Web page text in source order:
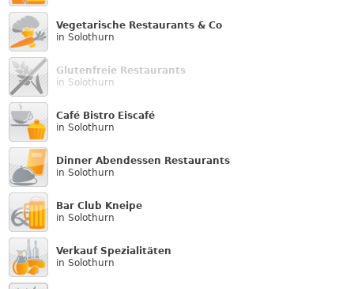
Vegetarische Restaurants & Co
in Solothurn
Glutenfreie Restaurants
in Solothurn
Café Bistro Eiscafé
in Solothurn
Dinner Abendessen Restaurants
in Solothurn
Bar Club Kneipe
in Solothurn
Verkauf Speziali­täten
in Solothurn